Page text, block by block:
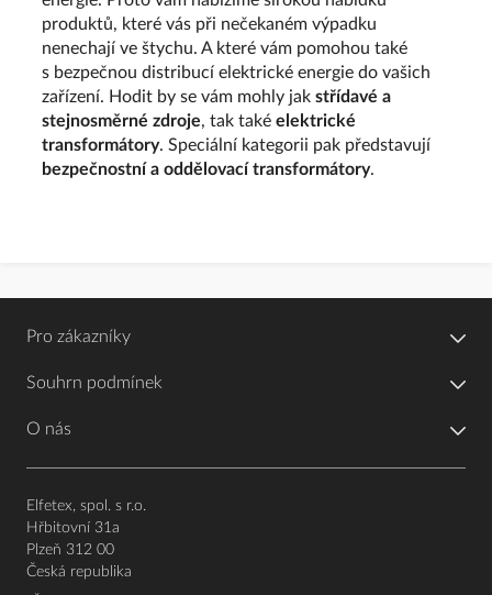
produktů, které vás při nečekaném výpadku
nenechají ve štychu. A které vám pomohou také
s bezpečnou distribucí elektrické energie do vašich
zařízení. Hodit by se vám mohly jak střídavé a
stejnosměrné zdroje, tak také elektrické
transformátory. Speciální kategorii pak představují
bezpečnostní a oddělovací transformátory.
Pro zákazníky
Souhrn podmínek
O nás
Elfetex, spol. s r.o.
Hřbitovní 31a
Plzeň 312 00
Česká republika